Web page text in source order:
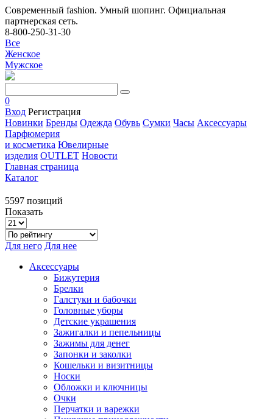
Современный fashion. Умный шопинг. Официальная
партнерская сеть.
8-800-250-31-30
Все
Женское
Мужское
0
Вход Регистрация
Новинки Бренды Одежда Обувь Сумки Часы Аксессуары
Парфюмерия
и косметика Ювелирные
изделия OUTLET Новости
Главная страница
Каталог
5597 позиций
Показать
Для него Для нее
Аксессуары
Бижутерия
Брелки
Галстуки и бабочки
Головные уборы
Детские украшения
Зажигалки и пепельницы
Зажимы для денег
Запонки и заколки
Кошельки и визитницы
Носки
Обложки и ключницы
Очки
Перчатки и варежки